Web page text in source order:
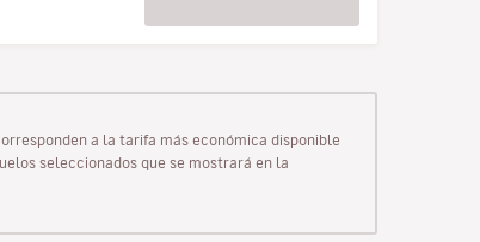
a la tarifa más económica disponible
seleccionados que se mostrará en la